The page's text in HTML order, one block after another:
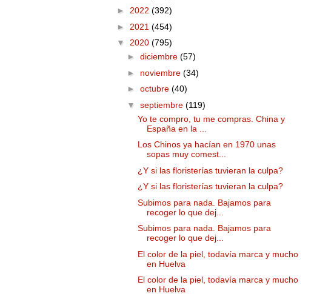
► 2022 (392)
► 2021 (454)
▼ 2020 (795)
► diciembre (57)
► noviembre (34)
► octubre (40)
▼ septiembre (119)
Yo te compro, tu me compras. China y
España en la ...
Los Chinos ya hacían en 1970 unas
sopas muy comest...
¿Y si las floristerías tuvieran la culpa?
¿Y si las floristerías tuvieran la culpa?
Subimos para nada. Bajamos para
recoger lo que dej...
Subimos para nada. Bajamos para
recoger lo que dej...
El color de la piel, todavía marca y mucho
en Huelva
El color de la piel, todavía marca y mucho
en Huelva